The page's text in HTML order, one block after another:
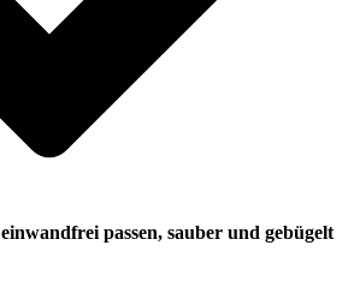
einwandfrei passen, sauber und gebügelt